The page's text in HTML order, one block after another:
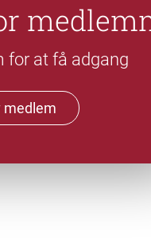
for at få adgang
medlem